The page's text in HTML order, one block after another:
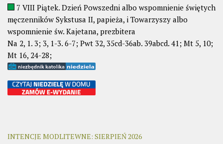
7 VIII Piątek. Dzień Powszedni albo wspomnienie świętych
męczenników Sykstusa II, papieża, i Towarzyszy albo
wspomnienie św. Kajetana, prezbitera
Na 2, 1. 3; 3, 1-3. 6-7; Pwt 32, 35cd-36ab. 39abcd. 41; Mt 5, 10;
Mt 16, 24-28;
INTENCJE MODLITEWNE: SIERPIEŃ 2026